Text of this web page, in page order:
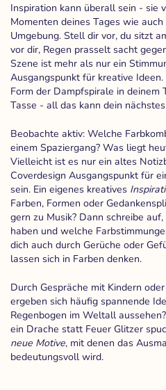
Inspiration kann überall sein - sie
Momenten deines Tages wie
Umgebung. Stell dir vor, du sitzt
vor dir, Regen prasselt sacht
Szene ist mehr als nur ein
Ausgangspunkt für kreative
Form der Dampfspirale in deinem
Tasse - all das kann dein
Beobachte aktiv: Welche
einem Spaziergang? Was liegt
Vielleicht ist es nur ein altes
Coverdesign Ausgangspunkt für
sein. Ein eigenes kreatives
Farben, Formen oder
gern zu Musik? Dann schreibe
haben und welche
dich auch durch Gerüche oder
lassen sich in Farben denken.
Durch Gespräche mit Kindern
ergeben sich häufig spannende
Regenbogen im Weltall
ein Drache statt Feuer Glitzer
neue Motive, mit denen das
bedeutungsvoll wird.